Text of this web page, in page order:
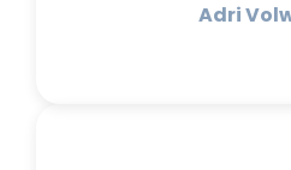
Adri